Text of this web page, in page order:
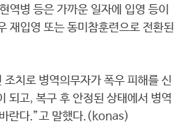
역병 등은 가까운 일자에 입영 등이
재입영 또는 동미참훈련으로 전환된
조치로 병역의무자가 폭우 피해를 신
되고, 복구 후 안정된 상태에서 병역
란다.”고 말했다.(konas)